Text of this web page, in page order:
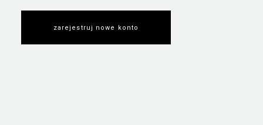
zarejestruj nowe konto